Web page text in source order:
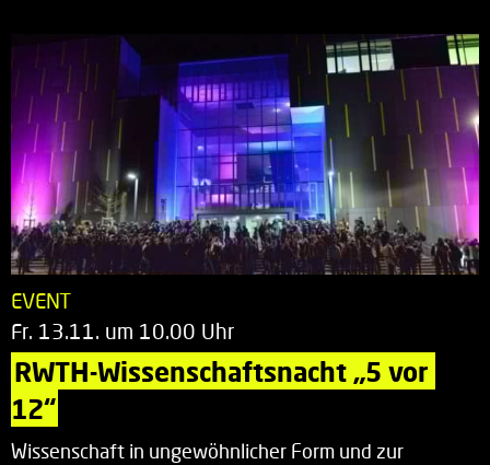
EVENT
Fr. 13.11. um 10.00 Uhr
RWTH-Wissenschaftsnacht „5 vor
12“
Wissenschaft in ungewöhnlicher Form und zur